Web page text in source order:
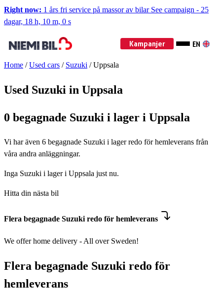
Right now: 1 års fri service på massor av bilar See campaign - 25
dagar, 18 h, 9 m, 59 s
Kampanjer EN
Home / Used cars / Suzuki / Uppsala
Used Suzuki in Uppsala
0 begagnade Suzuki i lager i Uppsala
Vi har även 6 begagnade Suzuki i lager redo för hemleverans från
våra andra anläggningar.
Inga Suzuki i lager i Uppsala just nu.
Hitta din nästa bil
Flera begagnade Suzuki redo för hemleverans
We offer home delivery - All over Sweden!
Flera begagnade Suzuki redo för
hemleverans